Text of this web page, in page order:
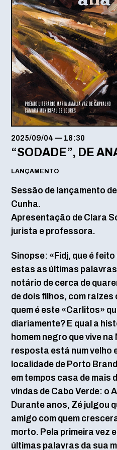
2025/09/04 — 18:30
“SODADE”, DE
LANÇAMENTO
Sessão de lançamento
Cunha.
Apresentação de Clara
jurista e professora.
Sinopse: «Fidj, que é
estas as últimas palavras
notário de cerca de
de dois filhos, com
quem é este «Carlitos»
diariamente? E qual a
homem negro que vive
resposta está num velho
localidade de Porto
em tempos casa de mais
vindas de Cabo Verde: o
Durante anos, Zé julgou
amigo com quem
morto. Pela primeira vez
últimas palavras da sua